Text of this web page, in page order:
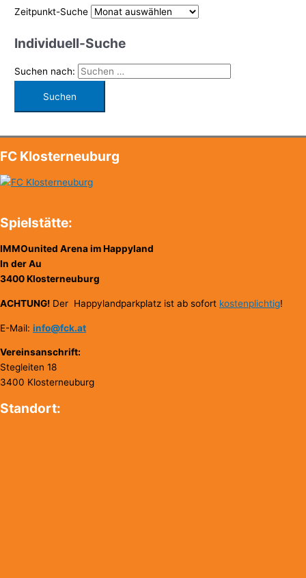
Zeitpunkt-Suche
Individuell-Suche
Suchen nach:
FC Klosterneuburg
Spielstätte:
IMMOunited Arena im Happyland
In der Au
3400 Klosterneuburg
ACHTUNG! Der Happylandparkplatz ist ab sofort kostenplichtig!
E-Mail: info@fck.at
Vereinsanschrift:
Stegleiten 18
3400 Klosterneuburg
Standort: